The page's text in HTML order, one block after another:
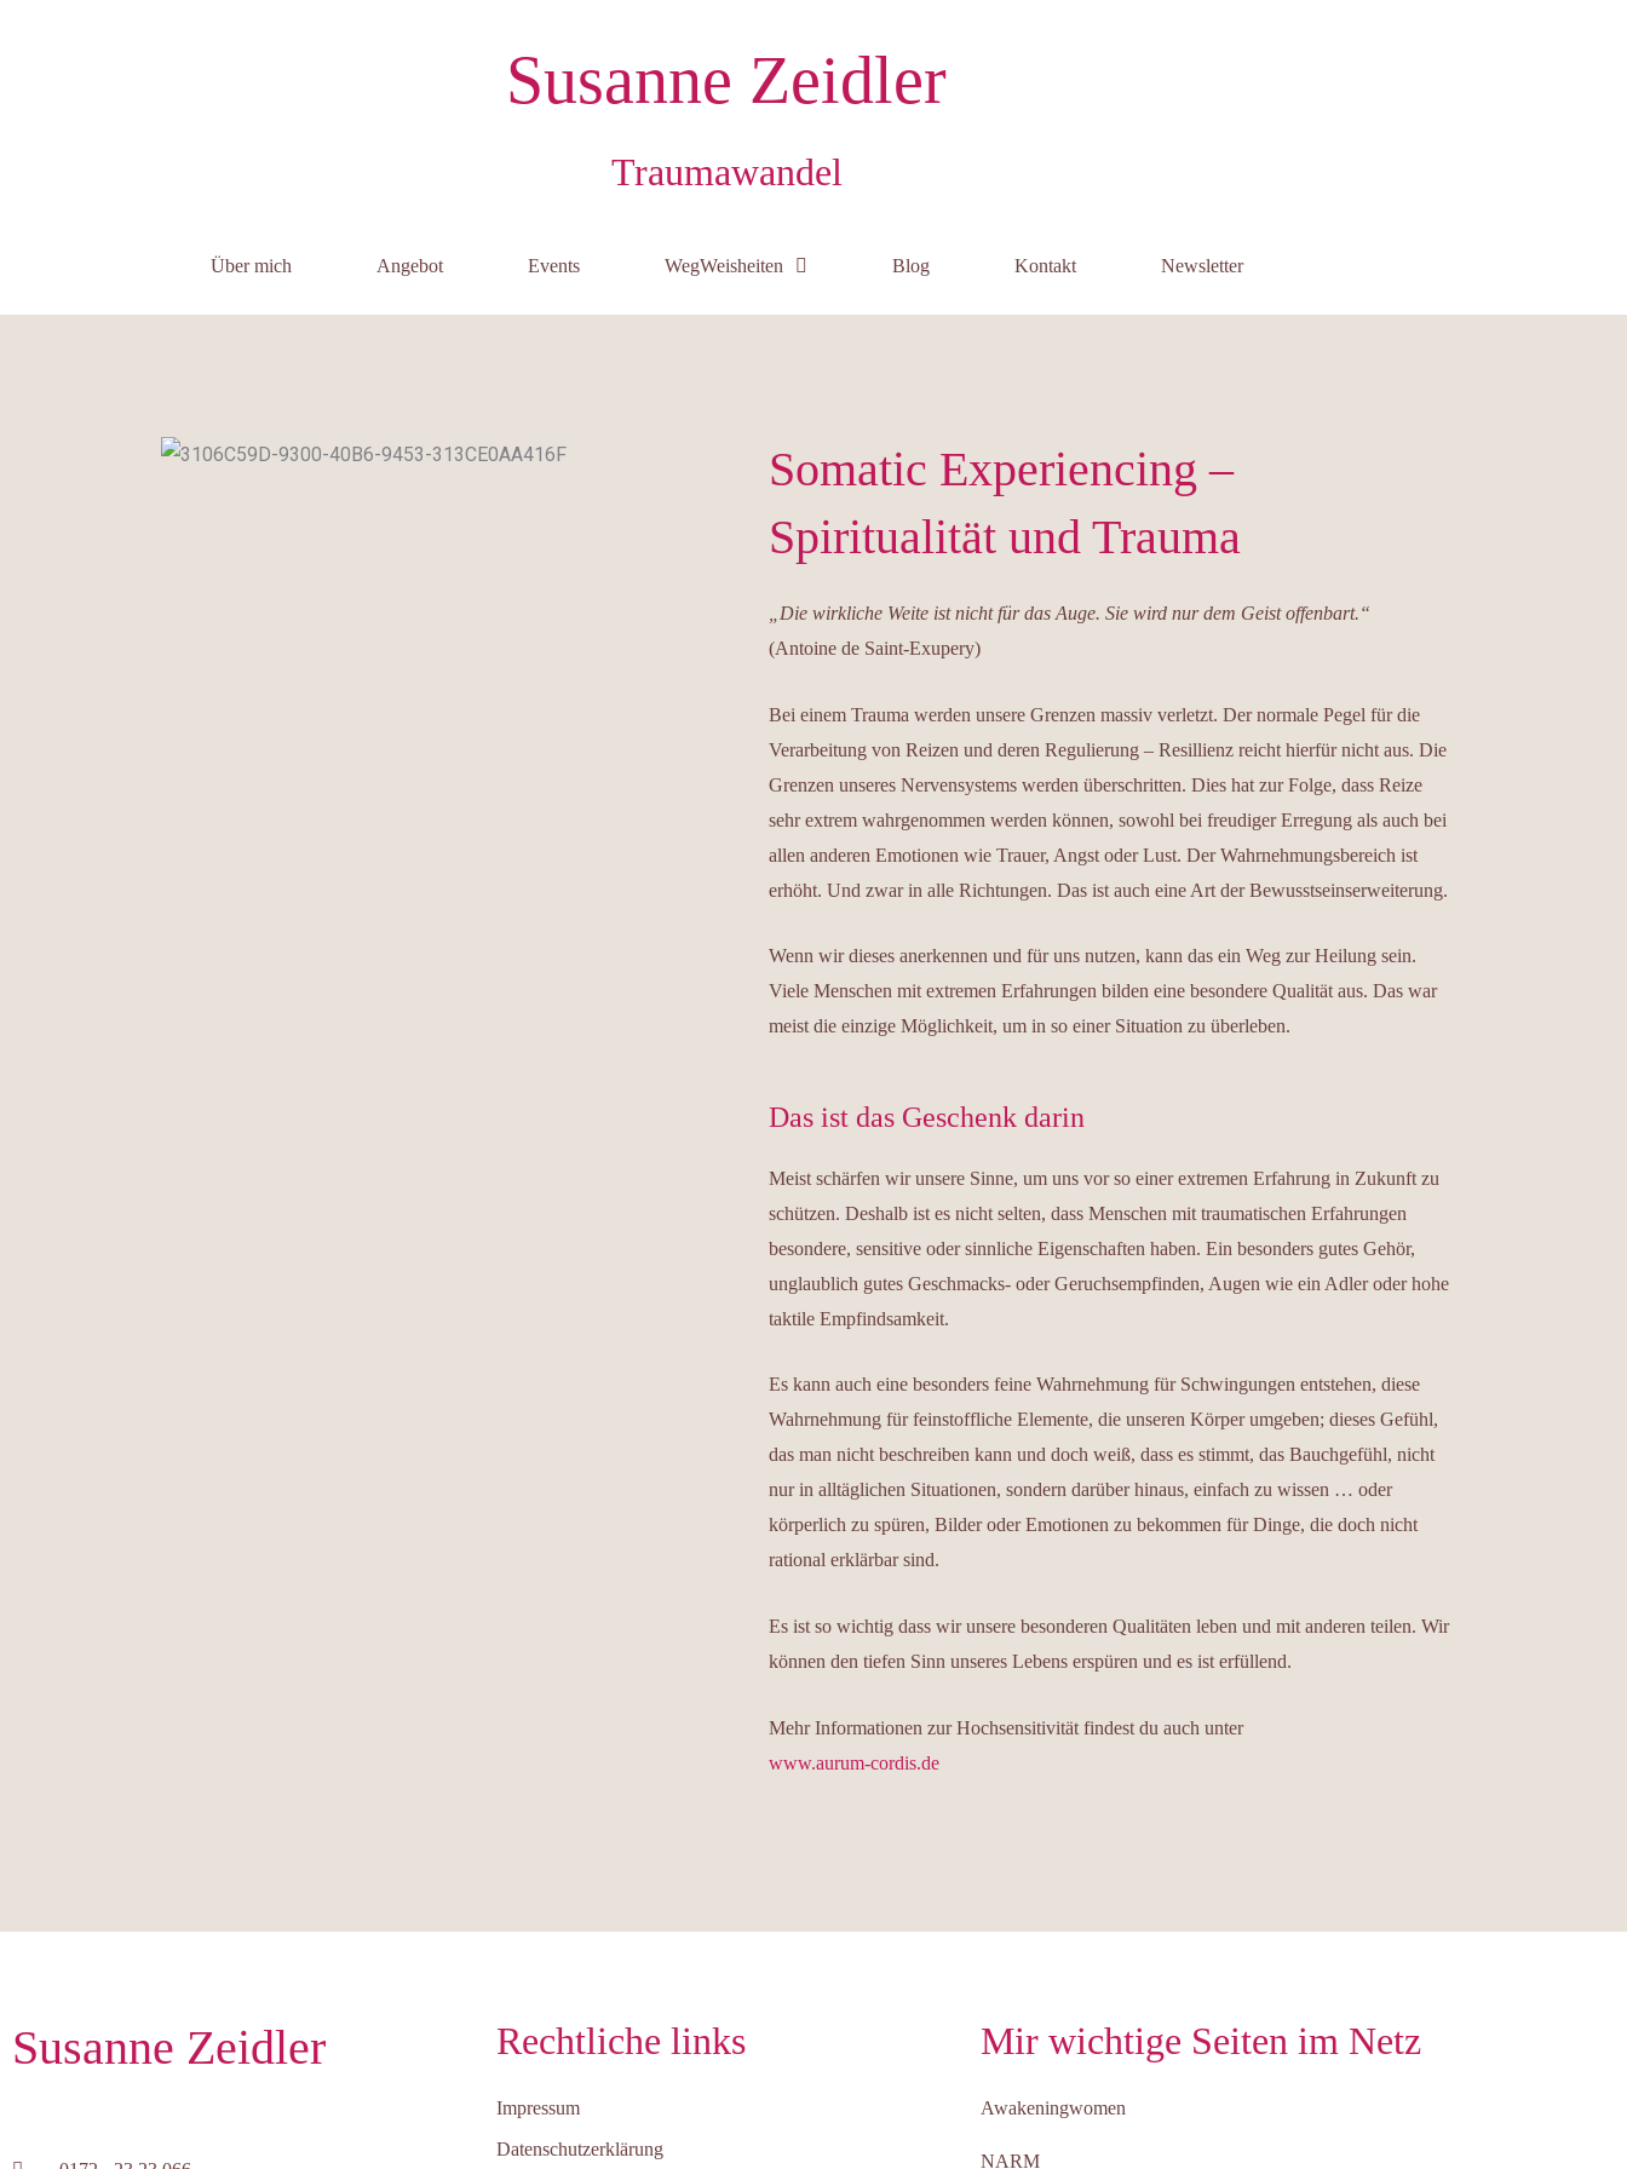
Susanne Zeidler
Traumawandel
Über mich Angebot Events WegWeisheiten Blog Kontakt Newsletter
Somatic Experiencing –
Spiritualität und Trauma
„Die wirkliche Weite ist nicht für das Auge. Sie wird nur dem Geist offenbart.“
(Antoine de Saint-Exupery)
Bei einem Trauma werden unsere Grenzen massiv verletzt. Der normale Pegel für die
Verarbeitung von Reizen und deren Regulierung – Resillienz reicht hierfür nicht aus. Die
Grenzen unseres Nervensystems werden überschritten. Dies hat zur Folge, dass Reize
sehr extrem wahrgenommen werden können, sowohl bei freudiger Erregung als auch bei
allen anderen Emotionen wie Trauer, Angst oder Lust. Der Wahrnehmungsbereich ist
erhöht. Und zwar in alle Richtungen. Das ist auch eine Art der Bewusstseinserweiterung.
Wenn wir dieses anerkennen und für uns nutzen, kann das ein Weg zur Heilung sein.
Viele Menschen mit extremen Erfahrungen bilden eine besondere Qualität aus. Das war
meist die einzige Möglichkeit, um in so einer Situation zu überleben.
Das ist das Geschenk darin
Meist schärfen wir unsere Sinne, um uns vor so einer extremen Erfahrung in Zukunft zu
schützen. Deshalb ist es nicht selten, dass Menschen mit traumatischen Erfahrungen
besondere, sensitive oder sinnliche Eigenschaften haben. Ein besonders gutes Gehör,
unglaublich gutes Geschmacks- oder Geruchsempfinden, Augen wie ein Adler oder hohe
taktile Empfindsamkeit.
Es kann auch eine besonders feine Wahrnehmung für Schwingungen entstehen, diese
Wahrnehmung für feinstoffliche Elemente, die unseren Körper umgeben; dieses Gefühl,
das man nicht beschreiben kann und doch weiß, dass es stimmt, das Bauchgefühl, nicht
nur in alltäglichen Situationen, sondern darüber hinaus, einfach zu wissen … oder
körperlich zu spüren, Bilder oder Emotionen zu bekommen für Dinge, die doch nicht
rational erklärbar sind.
Es ist so wichtig dass wir unsere besonderen Qualitäten leben und mit anderen teilen. Wir
können den tiefen Sinn unseres Lebens erspüren und es ist erfüllend.
Mehr Informationen zur Hochsensitivität findest du auch unter
www.aurum-cordis.de
Susanne Zeidler Rechtliche links
Impressum
Datenschutzerklärung
Mir wichtige Seiten im Netz
Awakeningwomen
NARM